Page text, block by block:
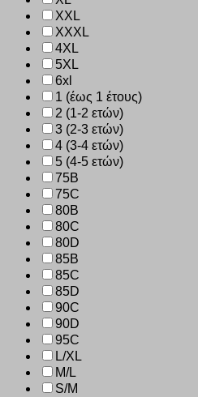
XXL
XXXL
4XL
5XL
6xl
1 (έως 1 έτους)
2 (1-2 ετών)
3 (2-3 ετών)
4 (3-4 ετών)
5 (4-5 ετών)
75B
75C
80B
80C
80D
85B
85C
85D
90C
90D
95C
L/XL
M/L
S/M